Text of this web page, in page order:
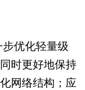
优化轻量级
时更好地保持
网络结构；应